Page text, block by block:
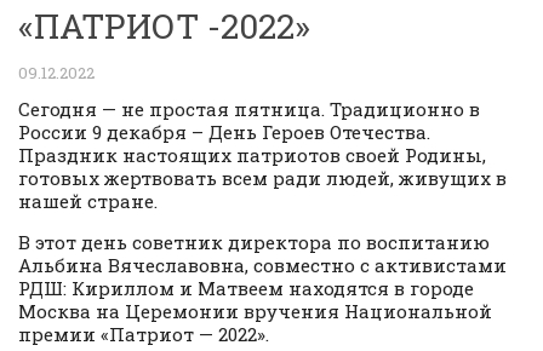
«ПАТРИОТ -2022»
09.12.2022
Сегодня — не простая пятница. Традиционно в
России 9 декабря – День Героев Отечества.
Праздник настоящих патриотов своей Родины,
готовых жертвовать всем ради людей, живущих в
нашей стране.
В этот день советник директора по воспитанию
Альбина Вячеславовна, совместно с активистами
РДШ: Кириллом и Матвеем находятся в городе
Москва на Церемонии вручения Национальной
премии «Патриот — 2022».